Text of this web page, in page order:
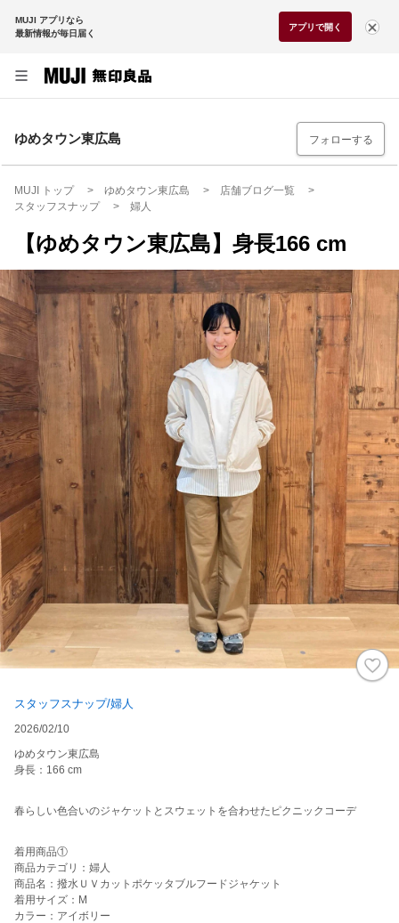
MUJI アプリなら
最新情報が毎日届く
アプリで開く
ゆめタウン東広島 フォローする
MUJI トップ ゆめタウン東広島
店舗ブログ一覧
スタッフスナップ
婦人
【ゆめタウン東広島】身長166 cm
スタッフスナップ/婦人
2026/02/10
ゆめタウン東広島
身長：166 cm
春らしい色合いのジャケットとスウェットを合わせたピクニックコーデ
着用商品①
商品カテゴリ：婦人
商品名：撥水ＵＶカットポケッタブルフードジャケット
着用サイズ：M
カラー：アイボリー